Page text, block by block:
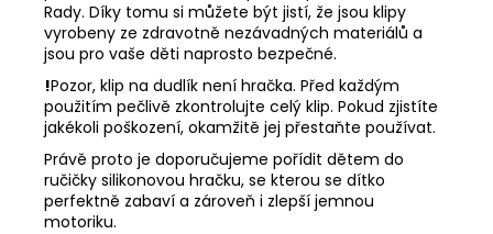
Rady. Díky tomu si můžete být jistí, že jsou klipy
vyrobeny ze zdravotně nezávadných materiálů a
jsou pro vaše děti naprosto bezpečné.
!Pozor, klip na dudlík není hračka. Před každým
použitím pečlivě zkontrolujte celý klip. Pokud zjistíte
jakékoli poškození, okamžitě jej přestaňte používat.
Právě proto je doporučujeme pořídit dětem do
ručičky silikonovou hračku, se kterou se dítko
perfektně zabaví a zároveň i zlepší jemnou
motoriku.